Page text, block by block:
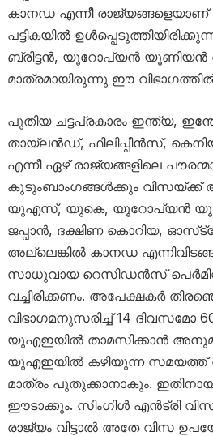
കാനഡ എന്നീ
പട്ടികയിൽ
ബ്രിട്ടൻ, യൂറോപ്യൻ യൂണിയൻ
മാത്രമായിരുന്നു ഈ
പുതിയ ചട്ടപ്രകാരം ഇന്ത്യ,
തായ്‌ലൻഡ്, ഫിലിപ്പീൻസ്,
എന്നീ ഏഴ് രാജ്യങ്ങളിലെ
കുടുംബാംഗങ്ങൾക്കും വിസയ്ക്ക്
യുഎസ്, യുകെ, യൂറോപ്യൻ
ജപ്പാൻ, ദക്ഷിണ കൊറിയ,
അല്ലെങ്കിൽ കാനഡ
സാധുവായ റെസിഡൻസ്
വച്ചിരിക്കണം. അപേക്ഷകർ
വിഭാഗമനുസരിച്ച് 14 ദിവസമോ
യുഎഇയിൽ താമസിക്കാൻ
യുഎഇയിൽ കഴിയുന്ന സമയത്ത്
മാത്രം പുതുക്കാനാകും.
ഈടാക്കും. സിംഗിൾ എൻട്രി
രാജ്യം വിട്ടാൽ അതേ വിസ